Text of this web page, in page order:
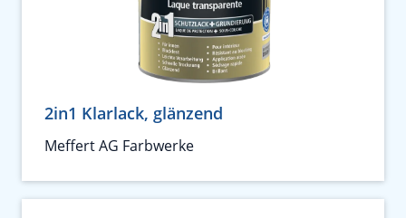
2in1 Klarlack, glänzend
Meffert AG Farbwerke